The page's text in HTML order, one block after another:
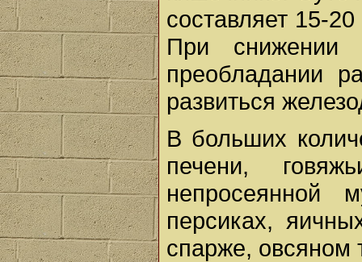
составляет 15-
При снижении
преобладании
развиться
В больших
печени,
непросеянной
персиках,
спарже, овсяном